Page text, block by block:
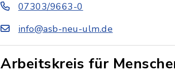
07303/9663-0
info@asb-neu-ulm.de
Arbeitskreis für